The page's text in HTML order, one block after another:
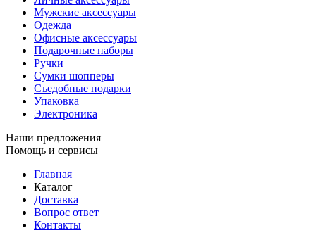
Мужские аксессуары
Одежда
Офисные аксессуары
Подарочные наборы
Ручки
Сумки шопперы
Съедобные подарки
Упаковка
Электроника
Наши предложения
Помощь и сервисы
Главная
Каталог
Доставка
Вопрос ответ
Контакты